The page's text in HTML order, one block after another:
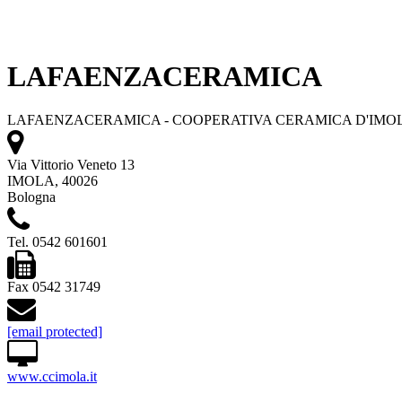
LAFAENZACERAMICA
LAFAENZACERAMICA - COOPERATIVA CERAMICA
Via Vittorio Veneto 13
IMOLA, 40026
Bologna
Tel. 0542 601601
Fax 0542 31749
[email protected]
www.ccimola.it